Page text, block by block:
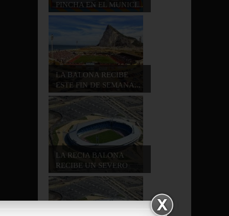
PINCHA EN EL MUNICI...
LA BALONA RECIBE
ESTE FIN DE SEMANA...
LA RECIA BALONA
RECIBE UN SEVERO
CO...